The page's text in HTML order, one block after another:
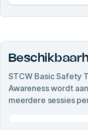
STCW Basic Safety
Awarenesswordt
meerdere sessies